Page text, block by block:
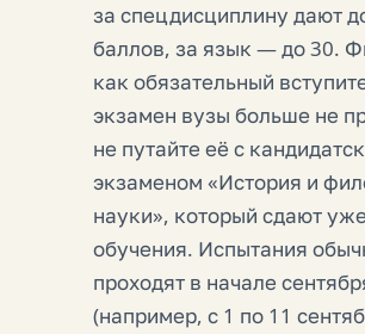
за спецдисциплину дают
баллов, за язык — до 30.
как обязательный
экзамен вузы больше не
не путайте её с
экзаменом «История и
науки», который сдают
обучения. Испытания
проходят в начале
(например, с 1 по 11